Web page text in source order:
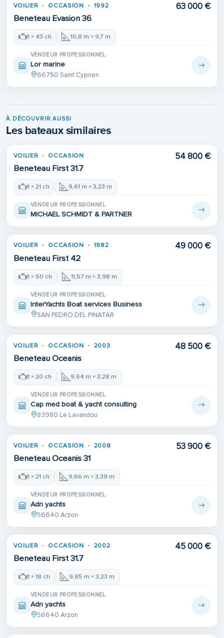
VOILIER OCCASION 1992
Beneteau Evasion 36
63 000 €
1 × 43 ch 10,8 m × 9,7 m
VENDEUR PROFESSIONNEL
Lor marine
66750 Saint Cyprien
À DÉCOUVRIR AUSSI
Les bateaux similaires
VOILIER OCCASION
Beneteau First 31.7
54 800 €
1 × 21 ch 9,61 m × 3,23 m
VENDEUR PROFESSIONNEL
MICHAEL SCHMIDT & PARTNER
VOILIER OCCASION 1982
Beneteau First 42
49 000 €
1 × 50 ch 11,57 m × 3,98 m
VENDEUR PROFESSIONNEL
InterYachts Boat services Business
SAN PEDRO DEL PINATAR
VOILIER OCCASION 2003
Beneteau Oceanis
48 500 €
1 × 20 ch 9,64 m × 3,28 m
VENDEUR PROFESSIONNEL
Cap med boat & yacht consulting
83980 Le Lavandou
VOILIER OCCASION 2008
Beneteau Oceanis 31
53 900 €
1 × 21 ch 9,66 m × 3,39 m
VENDEUR PROFESSIONNEL
Adn yachts
56640 Arzon
VOILIER OCCASION 2002
Beneteau First 31.7
45 000 €
1 × 18 ch 9,85 m × 3,23 m
VENDEUR PROFESSIONNEL
Adn yachts
56640 Arzon